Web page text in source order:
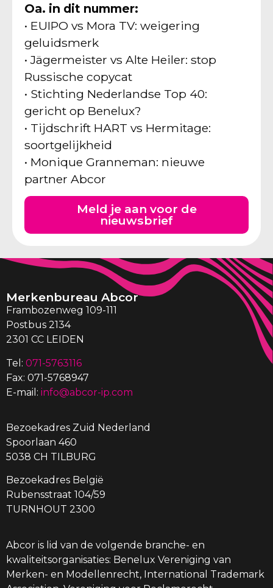
Oa. in dit nummer:
• EUIPO vs Mora TV: weigering
geluidsmerk
• Jägermeister vs Alte Heiler: stop
Russische copycat
• Stichting Nederlandse Top 40:
gericht op Benelux?
• Tijdschrift HART vs Hermitage:
soortgelijkheid
• Monique Granneman: nieuwe
partner Abcor
Meld je aan voor de
nieuwsbrief
Merkenbureau Abcor
Frambozenweg 109-111
Postbus 2134
2301 CC LEIDEN
Tel: 071-5763116
Fax: 071-5768947
E-mail: info@abcor-ip.com
Bezoekadres Zuid Nederland
Spoorlaan 460
5038 CH TILBURG
Bezoekadres België
Rubensstraat 104/59
TURNHOUT 2300
Abcor is lid van de volgende branche- en
kwaliteitsorganisaties: Benelux Vereniging van
Merken- en Modellenrecht, International Trademark